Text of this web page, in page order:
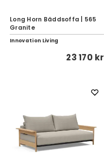
Long Horn Bäddsoffa | 565
Granite
Innovation Living
23 170 kr